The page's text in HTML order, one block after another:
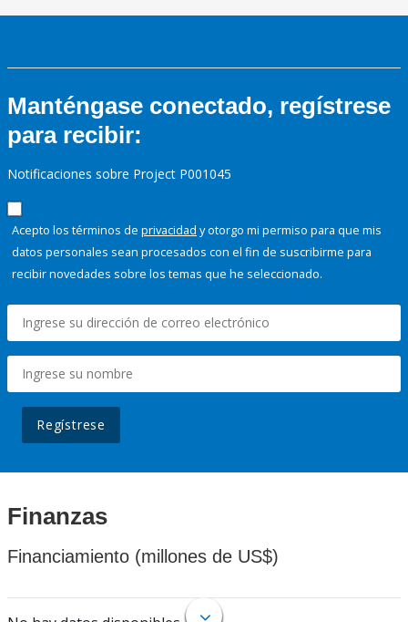
Manténgase conectado, regístrese
para recibir:
Notificaciones sobre Project P001045
Acepto los términos de privacidad y otorgo mi permiso para que mis
datos personales sean procesados con el fin de suscribirme para
recibir novedades sobre los temas que he seleccionado.
Regístrese
Finanzas
Financiamiento (millones de US$)